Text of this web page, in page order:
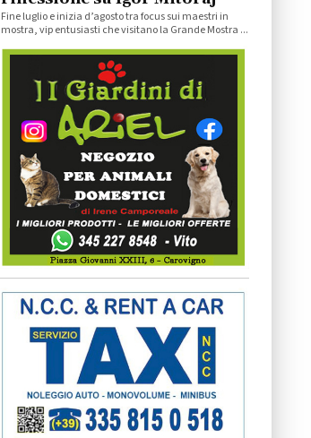
Fine luglio e inizia d’agosto tra focus sui maestri in
mostra, vip entusiasti che visitano la Grande Mostra ...